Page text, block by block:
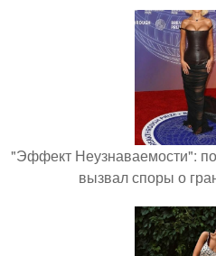
"Эффект Неузнаваемости":
вызвал споры о